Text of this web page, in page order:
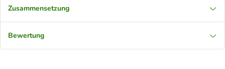
Zusammensetzung
Bewertung